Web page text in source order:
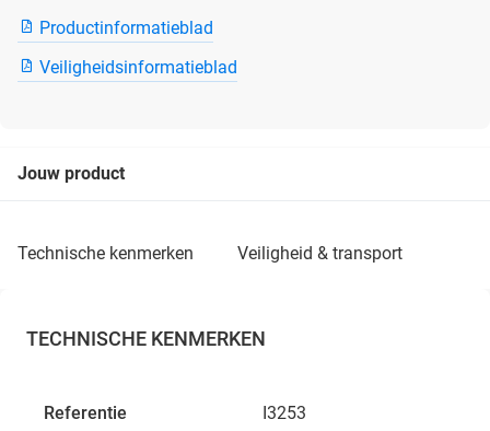
Productinformatieblad
Veiligheidsinformatieblad
Jouw product
technische kenmerken veiligheid & transport
TECHNISCHE KENMERKEN
Referentie I3253